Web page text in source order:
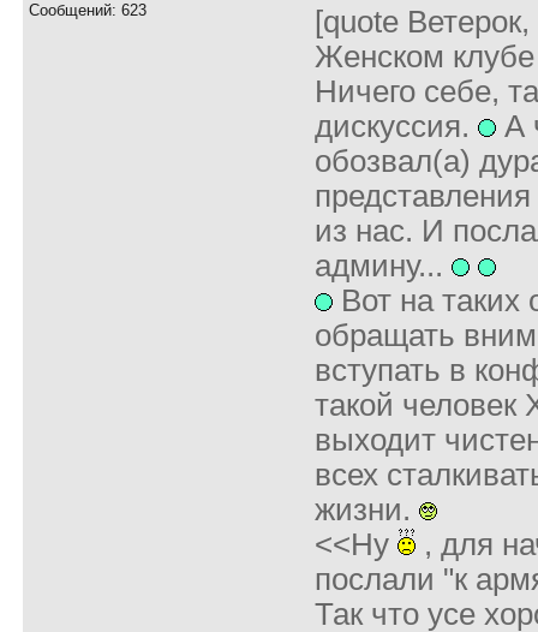
Сообщений: 623
[quote
Женском
Ничего себе,
дискуссия.
А
обозвал(а)
из нас. И
админу...
Вот на таких
обращать
вступать в
такой человек
выходит
всех
жизни.
<<Ну
, для
послали "к
Так что усе